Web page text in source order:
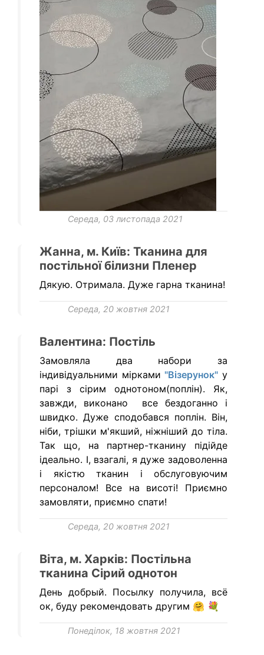
Середа, 03 листопада 2021
Жанна, м. Київ: Тканина для
постільної білизни Пленер
Дякую. Отримала. Дуже гарна тканина!
Середа, 20 жовтня 2021
Валентина: Постіль
Замовляла два набори за
індивідуальними мірками "Візерунок" у
парі з сірим однотоном(поплін). Як,
завжди, виконано все бездоганно і
швидко. Дуже сподобався поплін. Він,
ніби, трішки м'якший, ніжніший до тіла.
Так що, на партнер-тканину підійде
ідеально. І, взагалі, я дуже задоволенна
і якістю тканин і обслуговуючим
персоналом! Все на висоті! Приємно
замовляти, приємно спати!
Середа, 20 жовтня 2021
Віта, м. Харків: Постільна
тканина Сірий однотон
День добрый. Посылку получила, всё
ок, буду рекомендовать другим 🤗 💐
Понеділок, 18 жовтня 2021